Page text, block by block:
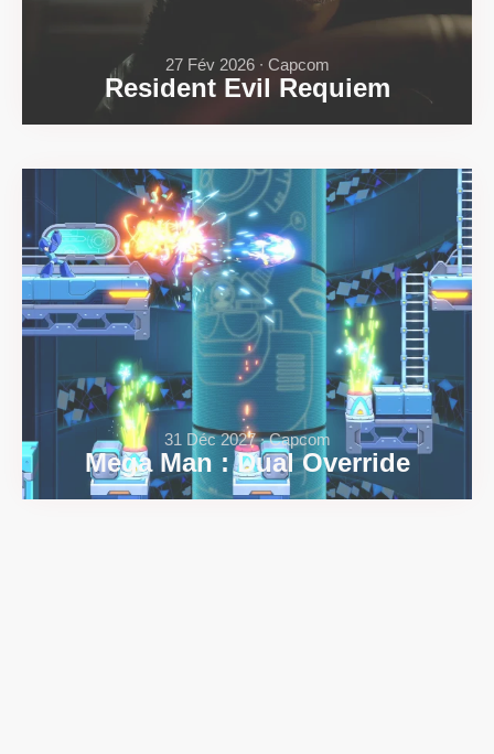
Resident Evil Requiem
27 Fév 2026 ∙ Capcom
Mega Man : Dual Override
31 Déc 2027 ∙ Capcom